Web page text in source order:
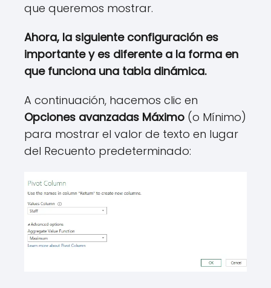
que queremos mostrar.
Ahora, la siguiente configuración es
importante y es diferente a la forma en
que funciona una tabla dinámica.
A continuación, hacemos clic en
Opciones avanzadas Máximo (o Mínimo)
para mostrar el valor de texto en lugar
del Recuento predeterminado: